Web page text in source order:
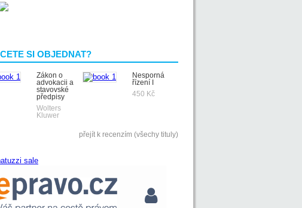
SI OBJEDNAT?
Zákon o
advokacii a
stavovské
předpisy
Wolters
Kluwer
Nesporná
řízení I
450 Kč
přejít k recenzím (všechy tituly)